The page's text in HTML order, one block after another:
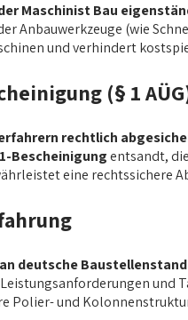
Maschinist Bau
Anbauwerkzeuge (wie
und verhindert
(§ 1
rechtlich
Bescheinigungentsandt,
eine rechtssichere
deutsche
Polier- und